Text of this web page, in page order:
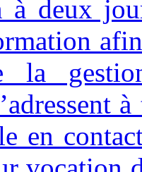
à deux
la
en